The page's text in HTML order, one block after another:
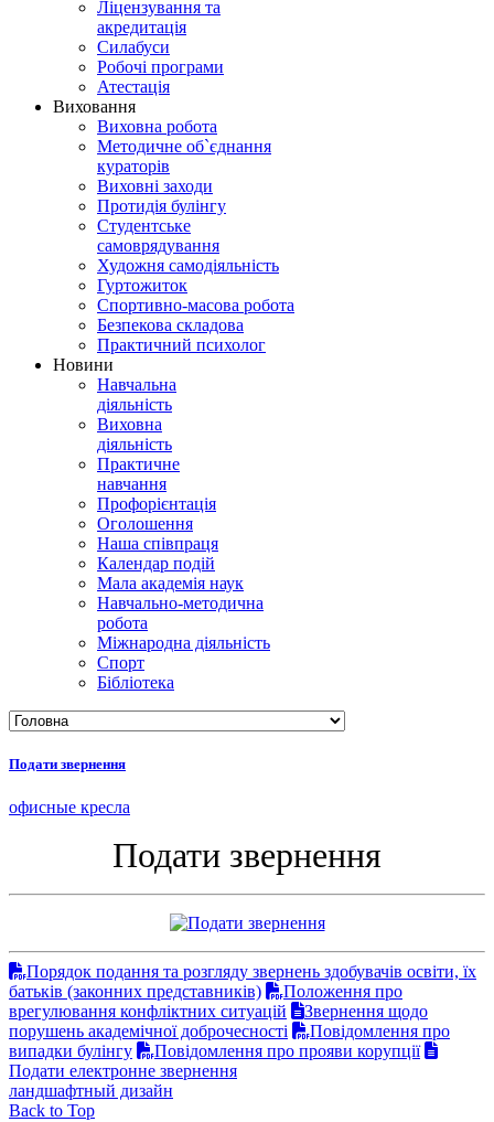
Ліцензування та
акредитація
Силабуси
Робочі програми
Атестація
Виховання
Виховна робота
Методичне об`єднання
кураторів
Виховні заходи
Протидія булінгу
Студентське
самоврядування
Художня самодіяльність
Гуртожиток
Спортивно-масова робота
Безпекова складова
Практичний психолог
Новини
Навчальна
діяльність
Виховна
діяльність
Практичне
навчання
Профорієнтація
Оголошення
Наша співпраця
Календар подій
Мала академія наук
Навчально-методична
робота
Міжнародна діяльність
Спорт
Бібліотека
Подати звернення
офисные кресла
Подати звернення
Порядок подання та розгляду звернень здобувачів освіти, їх
батьків (законних представників)
Положення про
врегулювання конфліктних ситуацій
Звернення щодо
порушень академічної доброчесності
Повідомлення про
випадки булінгу
Повідомлення про прояви корупції
Подати електронне звернення
ландшафтный дизайн
Back to Top